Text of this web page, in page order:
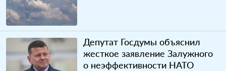
Депутат Госдумы объяснил
жесткое заявление Залужного
о неэффективности НАТО